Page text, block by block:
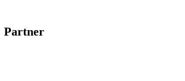
Partner